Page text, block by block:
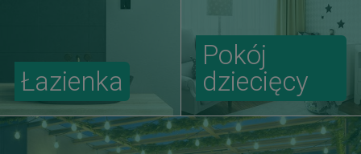
Łazienka
Pokój
dziecięcy